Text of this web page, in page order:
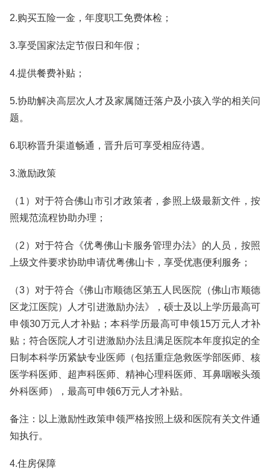
2.购买五险一金，年度职工免费体检；
3.享受国家法定节假日和年假；
4.提供餐费补贴；
5.协助解决高层次人才及家属随迁落户及小孩入学的相关问
题。
6.职称晋升渠道畅通，晋升后可享受相应待遇。
3.激励政策
（1）对于符合佛山市引才政策者，参照上级最新文件，按
照规范流程协助办理；
（2）对于符合《优粤佛山卡服务管理办法》的人员，按照
上级文件要求协助申请优粤佛山卡，享受优惠便利服务；
（3）对于符合《佛山市顺德区第五人民医院（佛山市顺德
区龙江医院）人才引进激励办法》，硕士及以上学历最高可
申领30万元人才补贴；本科学历最高可申领15万元人才补
贴；符合医院人才引进激励办法且满足医院本年度拟定的全
日制本科学历紧缺专业医师（包括重症急救医学部医师、核
医学科医师、超声科医师、精神心理科医师、耳鼻咽喉头颈
外科医师），最高可申领6万元人才补贴。
备注：以上激励性政策申领严格按照上级和医院有关文件通
知执行。
4.住房保障